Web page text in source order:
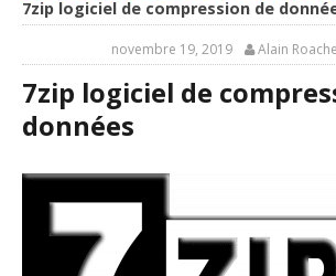
7zip logiciel de compression de
novembre 19, 2019 Alain Roache
7zip logiciel de
données